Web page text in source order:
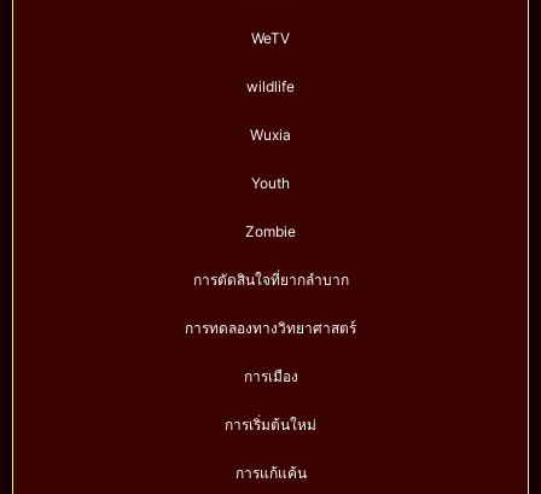
WeTV
wildlife
Wuxia
Youth
Zombie
การตัดสินใจที่ยากลำบาก
การทดลองทางวิทยาศาสตร์
การเมือง
การเริ่มต้นใหม่
การแก้แค้น